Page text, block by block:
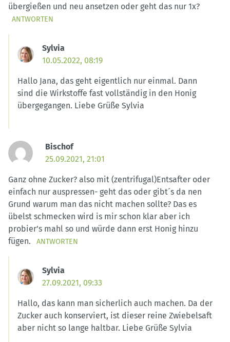
übergießen und neu ansetzen oder geht das nur 1x?
ANTWORTEN
Sylvia
10.05.2022, 08:19
Hallo Jana, das geht eigentlich nur einmal. Dann
sind die Wirkstoffe fast vollständig in den Honig
übergegangen. Liebe Grüße Sylvia
Bischof
25.09.2021, 21:01
Ganz ohne Zucker? also mit (zentrifugal)Entsafter oder
einfach nur auspressen- geht das oder gibt´s da nen
Grund warum man das nicht machen sollte? Das es
übelst schmecken wird is mir schon klar aber ich
probier’s mahl so und würde dann erst Honig hinzu
fügen.
ANTWORTEN
Sylvia
27.09.2021, 09:33
Hallo, das kann man sicherlich auch machen. Da der
Zucker auch konserviert, ist dieser reine Zwiebelsaft
aber nicht so lange haltbar. Liebe Grüße Sylvia